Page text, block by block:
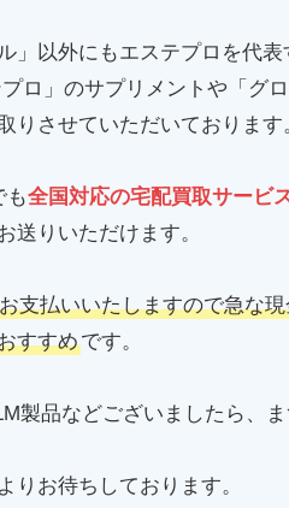
」以外にもエステプロを代
ロ」のサプリメントや「グ
りさせていただいております
も全国対応の宅配買取サービ
送りいただけます。
支払いいたしますので急な
すすめです。
製品などございましたら、
りお待ちしております。